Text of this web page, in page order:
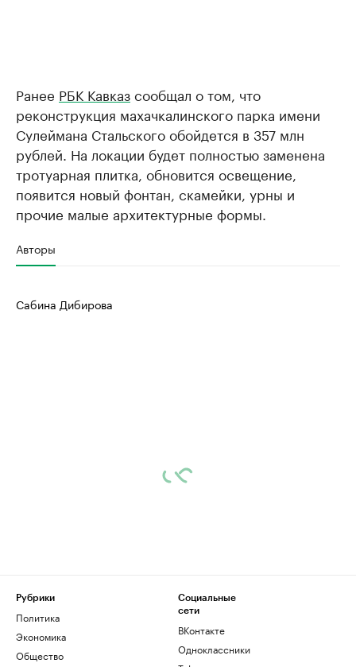
Ранее РБК Кавказсообщал о том, что
реконструкция махачкалинского парка имени
Сулеймана Стальского обойдется в 357 млн
рублей. На локации будет полностью заменена
тротуарная плитка, обновится освещение,
появится новый фонтан, скамейки, урны и
прочие малые архитектурные формы.
Авторы
Сабина Дибирова
Рубрики
Политика
Экономика
Общество
Социальные
сети
ВКонтакте
Одноклассники